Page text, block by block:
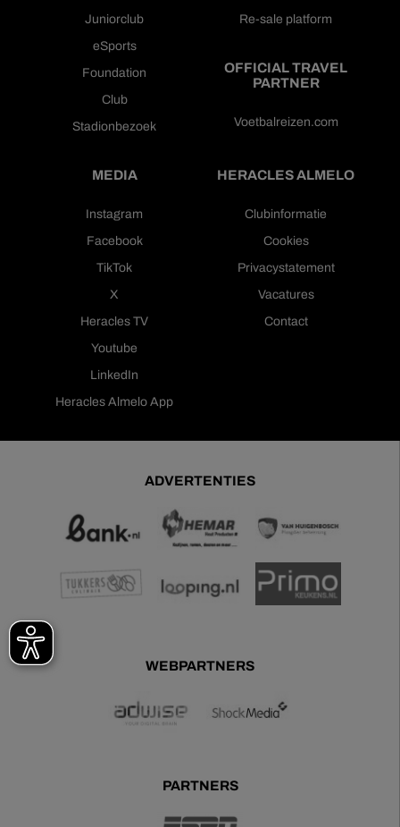
Juniorclub
eSports
Foundation
Club
Stadionbezoek
Re-sale platform
OFFICIAL TRAVEL
PARTNER
Voetbalreizen.com
MEDIA
Instagram
Facebook
TikTok
X
Heracles TV
Youtube
LinkedIn
Heracles Almelo App
HERACLES ALMELO
Clubinformatie
Cookies
Privacystatement
Vacatures
Contact
ADVERTENTIES
WEBPARTNERS
PARTNERS